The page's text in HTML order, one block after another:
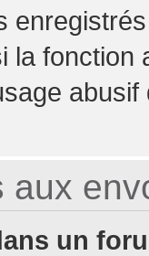
la fonction
aux
un